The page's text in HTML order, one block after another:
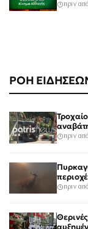
ΡΟΗ
πριν
πριν
πριν